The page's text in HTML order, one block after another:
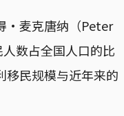
·麦克唐纳（Peter
数占全国人口的比
移民规模与近年来的